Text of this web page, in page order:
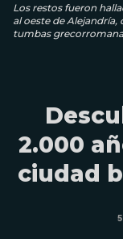
Los restos fueron
al oeste de
tumbas
2.000
ciudad